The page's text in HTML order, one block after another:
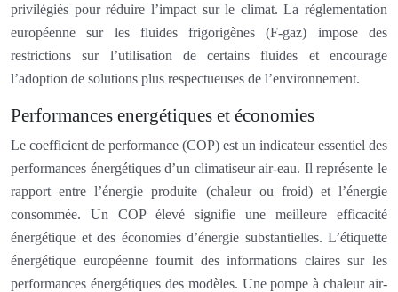
privilégiés pour réduire l’impact sur le climat. La réglementation
européenne sur les fluides frigorigènes (F-gaz) impose des
restrictions sur l’utilisation de certains fluides et encourage
l’adoption de solutions plus respectueuses de l’environnement.
Performances energétiques et économies
Le coefficient de performance (COP) est un indicateur essentiel des
performances énergétiques d’un climatiseur air-eau. Il représente le
rapport entre l’énergie produite (chaleur ou froid) et l’énergie
consommée. Un COP élevé signifie une meilleure efficacité
énergétique et des économies d’énergie substantielles. L’étiquette
énergétique européenne fournit des informations claires sur les
performances énergétiques des modèles. Une pompe à chaleur air-